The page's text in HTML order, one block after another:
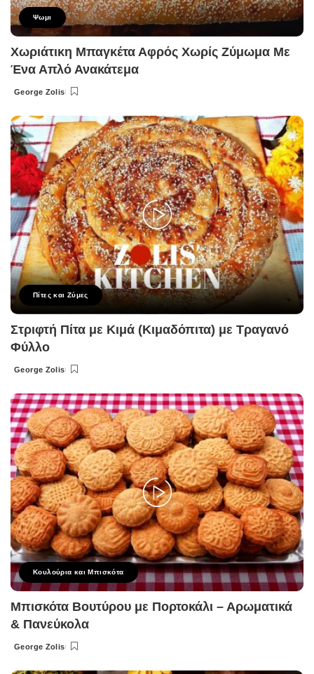
Ψωμι
Χωριάτικη Μπαγκέτα Αφρός Χωρίς Ζύμωμα Με
Ένα Απλό Ανακάτεμα
Posted
George Zolis
Πίτες και Ζύμες
Στριφτή Πίτα με Κιμά (Κιμαδόπιτα) με Τραγανό
Φύλλο
Posted
George Zolis
Κουλούρια και Μπισκότα
Μπισκότα Βουτύρου με Πορτοκάλι – Αρωματικά
& Πανεύκολα
Posted
George Zolis